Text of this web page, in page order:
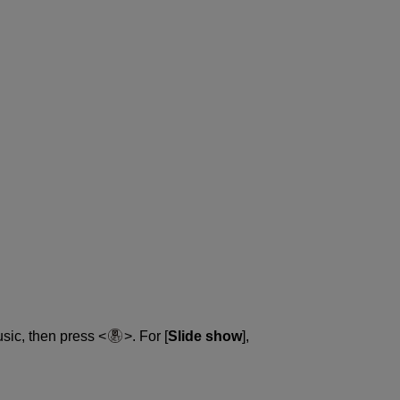
then press . For [ Slide show],